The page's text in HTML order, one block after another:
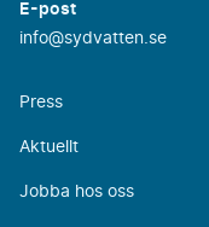
E-post
info@sydvatten.se
Press
Aktuellt
Jobba hos oss